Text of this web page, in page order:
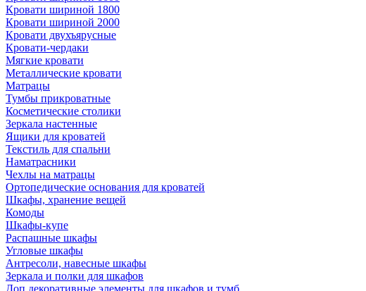
Кровати шириной 1800
Кровати шириной 2000
Кровати двухъярусные
Кровати-чердаки
Мягкие кровати
Металлические кровати
Матрацы
Тумбы прикроватные
Косметические столики
Зеркала настенные
Ящики для кроватей
Текстиль для спальни
Наматрасники
Чехлы на матрацы
Ортопедические основания для кроватей
Шкафы, хранение вещей
Комоды
Шкафы-купе
Распашные шкафы
Угловые шкафы
Антресоли, навесные шкафы
Зеркала и полки для шкафов
Доп.декоративные элементы для шкафов и тумб